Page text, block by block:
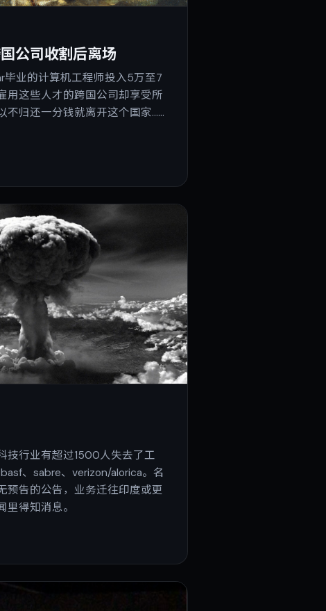
公司收割后离场
毕业的计算机工程师投入5万至7
用这些人才的跨国公司却享受所
不归还一分钱就离开这个国家……
技行业有超过1500人失去了工
、sabre、verizon/alorica。名
预告的公告，业务迁往印度或更
得知消息。